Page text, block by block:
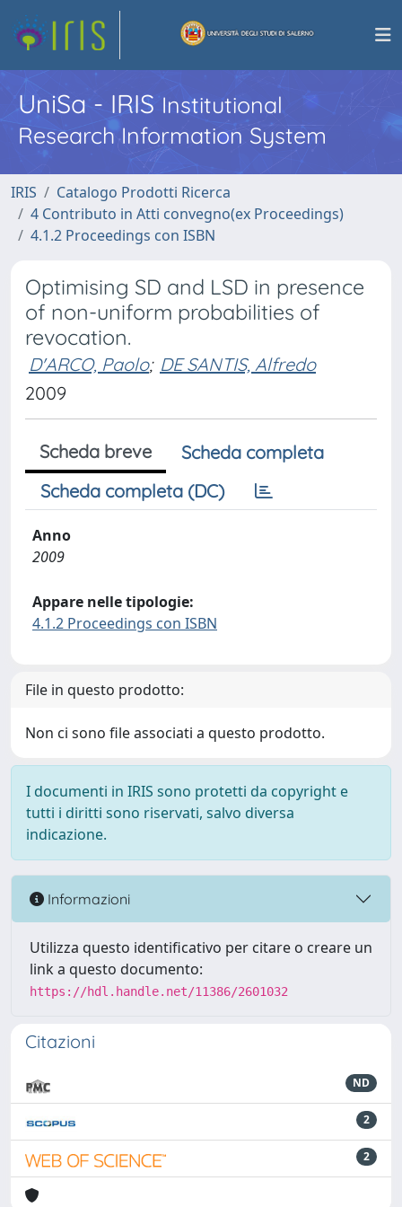
UniSa - IRISInstitutional
Research Information System
IRIS
Catalogo Prodotti Ricerca
4 Contributo in Atti convegno(ex Proceedings)
4.1.2 Proceedings con ISBN
Optimising SD and LSD in presence
of non-uniform probabilities of
revocation.
D'ARCO, Paolo; DE SANTIS, Alfredo
2009
Scheda breve
Scheda completa
Scheda completa (DC)
Anno
2009
Appare nelle tipologie:
4.1.2 Proceedings con ISBN
File in questo prodotto:
Non ci sono file associati a questo prodotto.
I documenti in IRIS sono protetti da copyright e
tutti i diritti sono riservati, salvo diversa
indicazione.
Informazioni
Utilizza questo identificativo per citare o creare un
link a questo documento:
https://hdl.handle.net/11386/2601032
Citazioni
ND
2
2